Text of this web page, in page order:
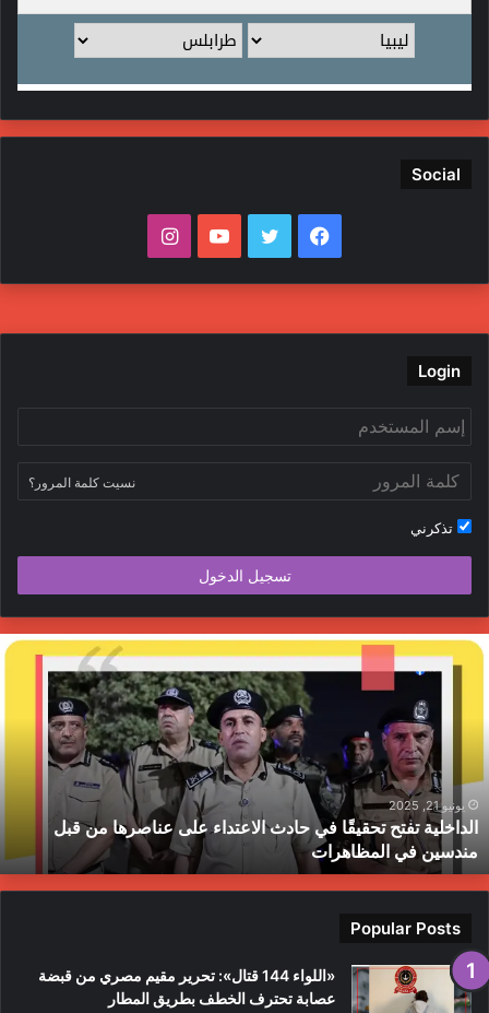
Social
فيسبوك تويتر يوتيوبانستقرام
Login
نسيت كلمة المرور؟
تذكرني
تسجيل الدخول
الداخلية
على
عناصرها
من
قبل
مندسين
في
المظاهرات
يونيو 21, 2025
الداخلية تفتح تحقيقًا في حادث الاعتداء على عناصرها من قبل
مندسين في المظاهرات
Popular Posts
«اللواء 144 قتال»: تحرير مقيم مصري من قبضة
عصابة تحترف الخطف بطريق المطار